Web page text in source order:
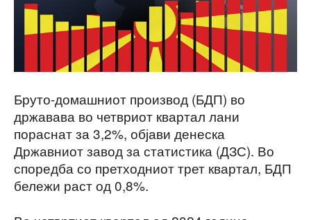
Бруто-домашниот производ (БДП) во
државава во четвриот квартал лани
пораснат за 3,2%, објави денеска
Државниот завод за статистика (ДЗС). Во
споредба со претходниот трет квартал, БДП
бележи раст од 0,8%.